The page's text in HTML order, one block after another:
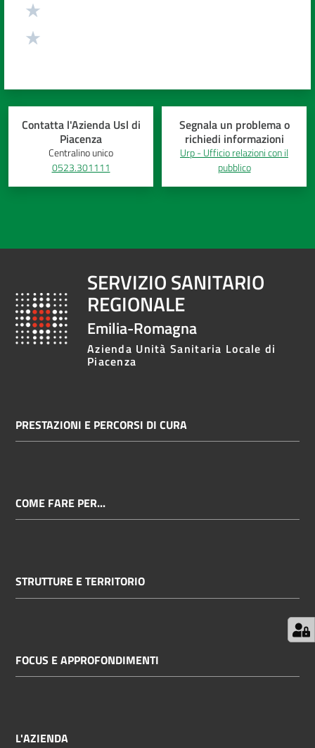
Scuole
Contatta l'Azienda Usl di
Piacenza
Centralino unico
0523.301111
Segnala un problema o
richiedi informazioni
Urp - Ufficio relazioni con il
pubblico
SERVIZIO SANITARIO
REGIONALE
Emilia-Romagna
Azienda Unità Sanitaria Locale di
Piacenza
PRESTAZIONI E PERCORSI DI CURA
COME FARE PER...
STRUTTURE E TERRITORIO
FOCUS E APPROFONDIMENTI
L'AZIENDA